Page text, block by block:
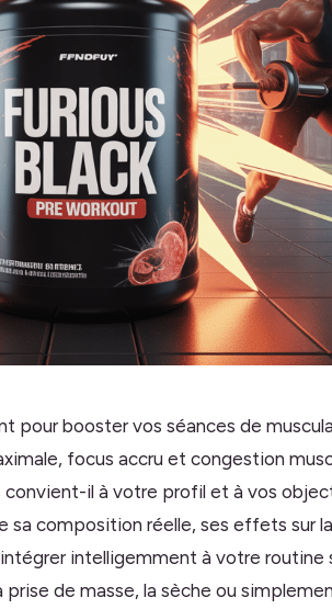
pour booster vos séances de
focus accru et congestion
il à votre profil et à vos
sa composition réelle, ses effets sur
intelligemment à votre routine
de masse, la sèche ou